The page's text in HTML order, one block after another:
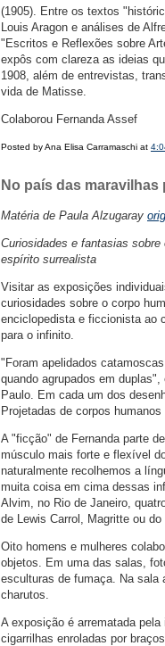
(1905). Entre os textos
Louis Aragon e análises de
"Escritos e Reflexões sobre
expôs com clareza as ideias
1908, além de entrevistas,
vida de Matisse.
Colaborou Fernanda Assef
Posted by Ana Elisa Carramaschi at
No país das maravilhas
Matéria de Paula Alzugaray
Curiosidades e fantasias
espírito surrealista
Visitar as exposições
curiosidades sobre o corpo
enciclopedista e ficcionista ao
para o infinito.
"Foram apelidados
quando agrupados em
Paulo. Em cada um dos
Projetadas de corpos
A "ficção" de Fernanda parte
músculo mais forte e flexível
naturalmente recolhemos a
muita coisa em cima dessas
Alvim, no Rio de Janeiro,
de Lewis Carrol, Magritte ou
Oito homens e mulheres
objetos. Em uma das salas,
esculturas de fumaça. Na sala
charutos.
A exposição é arrematada
cigarrilhas enroladas por